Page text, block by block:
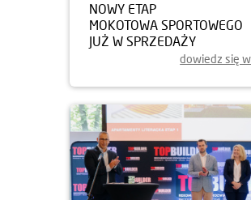
NOWY ETAP
MOKOTOWA SPORTOWEGO
JUŻ W SPRZEDAŻY
dowiedz się